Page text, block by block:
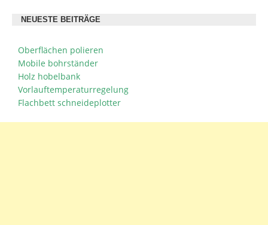
NEUESTE BEITRÄGE
Oberflächen polieren
Mobile bohrständer
Holz hobelbank
Vorlauftemperaturregelung
Flachbett schneideplotter